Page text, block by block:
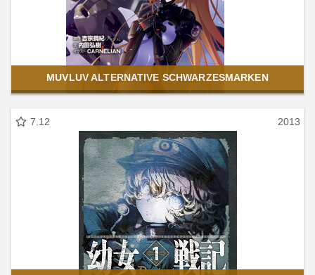
MUVLUV ALTERNATIVE SCHWARZESMARKEN
7.12 2013